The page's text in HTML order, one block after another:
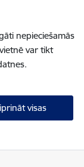
nepieciešamās
var tikt
visas